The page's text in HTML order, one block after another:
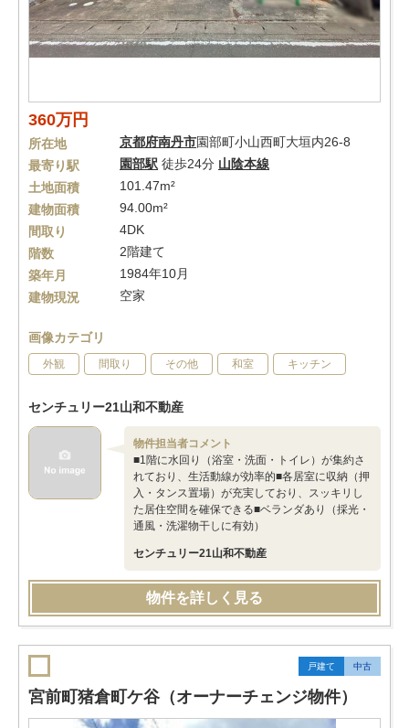
360万円
所在地 京都府南丹市園部町小山西町大垣内26-8
最寄り駅
園部駅 徒歩24分 山陰本線
土地面積
101.47m²
建物面積
94.00m²
間取り
4DK
階数
2階建て
築年月
1984年10月
建物現況
空家
画像カテゴリ
外観 間取り その他 和室 キッチン
センチュリー21山和不動産
物件担当者コメント
■1階に水回り（浴室・洗面・トイレ）が集約さ
れており、生活動線が効率的■各居室に収納（押
入・タンス置場）が充実しており、スッキリし
た居住空間を確保できる■ベランダあり（採光・
通風・洗濯物干しに有効）
センチュリー21山和不動産
物件を詳しく見る
戸建て 中古
宮前町猪倉町ケ谷（オーナーチェンジ物件）